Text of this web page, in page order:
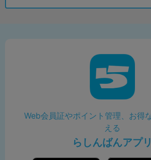
Web会員証やポイント管理、お得
える
らしんばんアプリ